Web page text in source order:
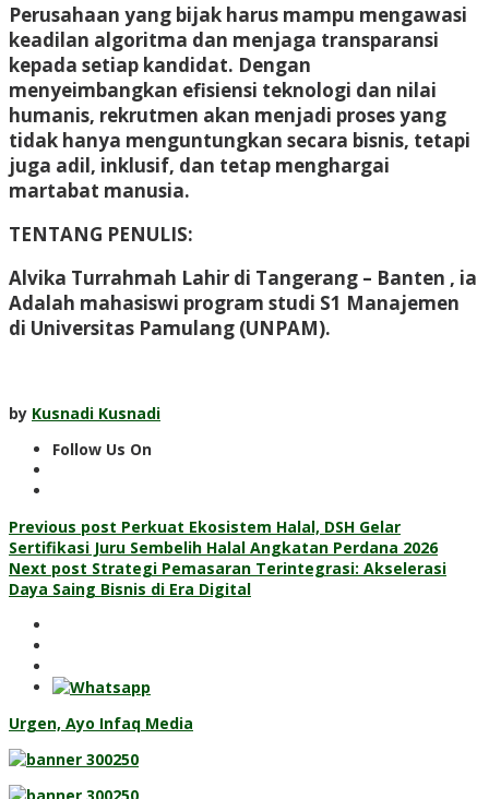
Perusahaan yang bijak harus mampu mengawasi
keadilan algoritma dan menjaga transparansi
kepada setiap kandidat. Dengan
menyeimbangkan efisiensi teknologi dan nilai
humanis, rekrutmen akan menjadi proses yang
tidak hanya menguntungkan secara bisnis, tetapi
juga adil, inklusif, dan tetap menghargai
martabat manusia.
TENTANG PENULIS:
Alvika Turrahmah Lahir di Tangerang – Banten , ia
Adalah mahasiswi program studi S1 Manajemen
di Universitas Pamulang (UNPAM).
by Kusnadi Kusnadi
Follow Us On
Post
navigation
Previous post Perkuat Ekosistem Halal, DSH Gelar
Sertifikasi Juru Sembelih Halal Angkatan Perdana 2026
Next post Strategi Pemasaran Terintegrasi: Akselerasi
Daya Saing Bisnis di Era Digital
Urgen, Ayo Infaq Media